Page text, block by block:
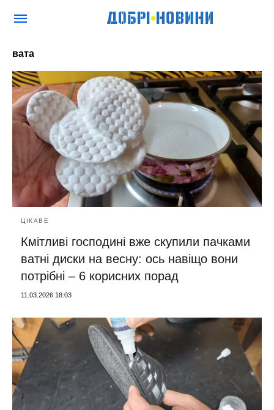
вата
ЦІКАВЕ
Кмітливі господині вже скупили пачками
ватні диски на весну: ось навіщо вони
потрібні – 6 корисних порад
11.03.2026 18:03